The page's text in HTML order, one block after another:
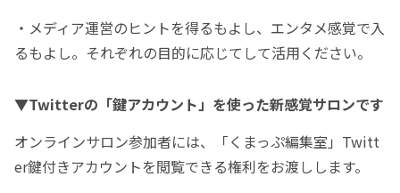
・メディア運営のヒントを得るもよし、エンタメ感覚で入
るもよし。それぞれの目的に応じてして活用ください。
▼Twitterの「鍵アカウント」を使った新感覚サロンです
オンラインサロン参加者には、「くまっぷ編集室」Twitt
er鍵付きアカウントを閲覧できる権利をお渡しします。